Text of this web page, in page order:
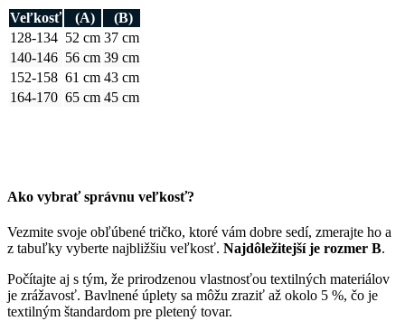
Veľkosť (A)
(B)
128-134 52 cm 37 cm
140-146 56 cm 39 cm
152-158 61 cm 43 cm
164-170 65 cm 45 cm
Ako vybrať správnu veľkosť?
Vezmite svoje obľúbené tričko, ktoré vám dobre sedí, zmerajte ho a
z tabuľky vyberte najbližšiu veľkosť. Najdôležitejší je rozmer B.
Počítajte aj s tým, že prirodzenou vlastnosťou textilných materiálov
je zrážavosť. Bavlnené úplety sa môžu zraziť až okolo 5 %, čo je
textilným štandardom pre pletený tovar.